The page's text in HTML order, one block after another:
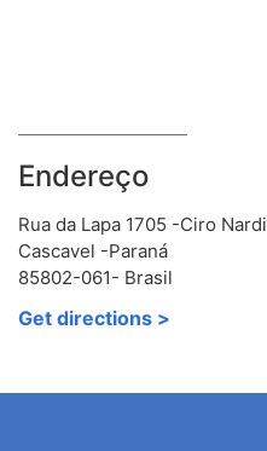
Endereço
Rua da Lapa 1705 -Ciro Nardi
Cascavel -Paraná
85802-061- Brasil
Get directions >